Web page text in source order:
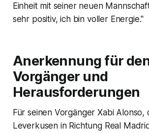
Einheit mit seiner neuen
sehr positiv, ich bin voller Energie."
Anerkennung für
Vorgänger und
Herausforderungen
Für seinen Vorgänger Xabi Alonso,
Leverkusen in Richtung Real